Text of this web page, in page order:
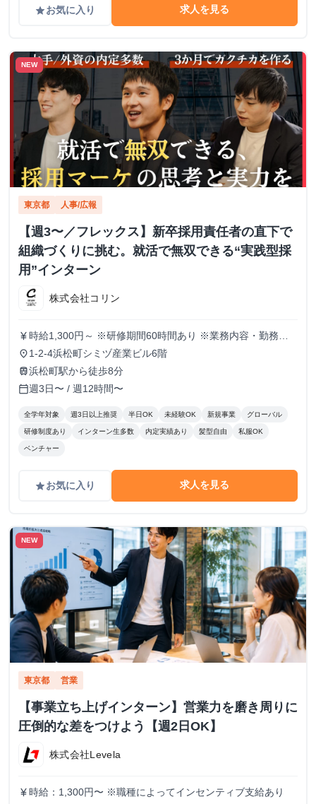
gradeお気に入り 求人を見る
NEW
東京都 人事/広報
【週3〜／フレックス】新卒採用責任者の直下で
組織づくりに挑む。就活で無双できる“実践型採
用”インターン
株式会社コリン
currency_yen 時給1,300円～ ※研修期間60時間あり ※業務内容・勤務状
況により決定
place 1-2-4浜松町シミヅ産業ビル6階
train浜松町駅から徒歩8分
calendar_today週3日〜 / 週12時間〜
全学年対象 週3日以上推奨 半日OK 未経験OK 新規事業 グローバル
研修制度あり インターン生多数 内定実績あり 髪型自由 私服OK
ベンチャー
gradeお気に入り 求人を見る
NEW
東京都 営業
【事業立ち上げインターン】営業力を磨き周りに
圧倒的な差をつけよう【週2日OK】
株式会社Levela
currency_yen 時給：1,300円〜 ※職種によってインセンティブ支給あり